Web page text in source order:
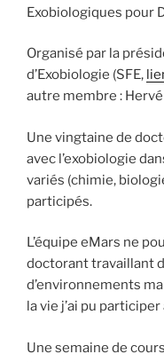
Exobiologiques pour
Organisé par la
d’Exobiologie (SFE,
autre membre :
Une vingtaine de
avec l’exobiologie
variés (chimie,
participés.
L’équipe eMars ne
doctorant travaillant
d’environnements
la vie j’ai pu
Une semaine de